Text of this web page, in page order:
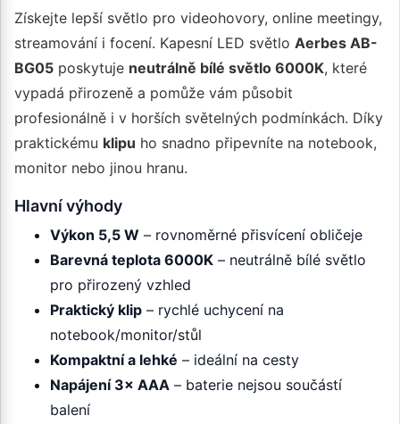
Získejte lepší světlo pro videohovory, online meetingy,
streamování i focení. Kapesní LED světlo Aerbes AB-
BG05 poskytuje neutrálně bílé světlo 6000K, které
vypadá přirozeně a pomůže vám působit
profesionálně i v horších světelných podmínkách. Díky
praktickému klipu ho snadno připevníte na notebook,
monitor nebo jinou hranu.
Hlavní výhody
Výkon 5,5 W – rovnoměrné přisvícení obličeje
Barevná teplota 6000K – neutrálně bílé světlo
pro přirozený vzhled
Praktický klip – rychlé uchycení na
notebook/monitor/stůl
Kompaktní a lehké – ideální na cesty
Napájení 3× AAA – baterie nejsou součástí
balení